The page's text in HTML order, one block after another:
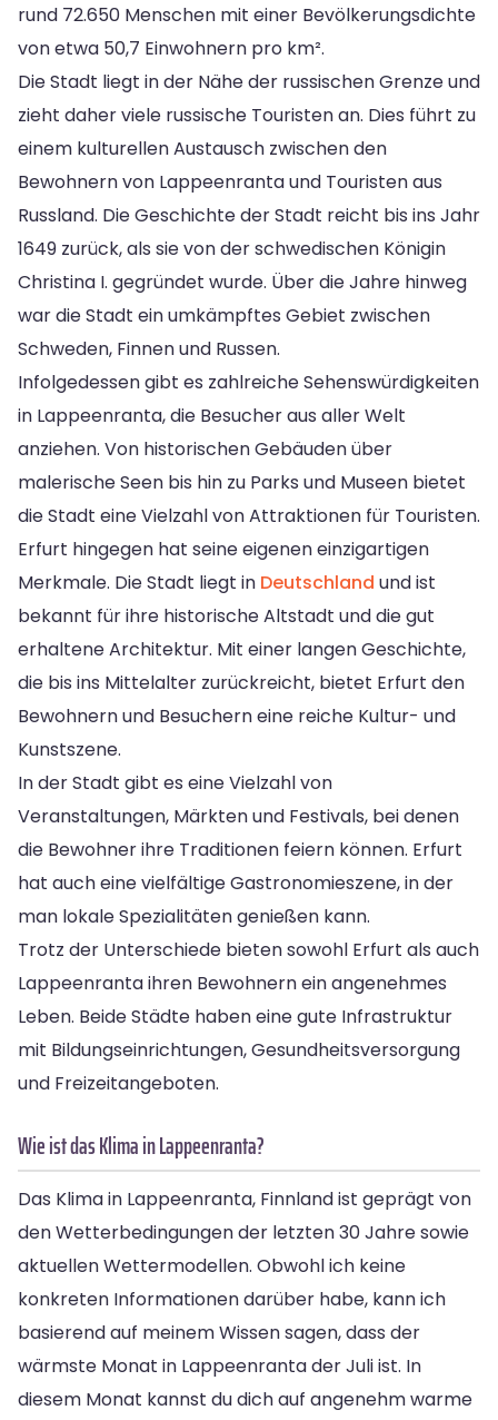
rund 72.650 Menschen mit einer Bevölkerungsdichte
von etwa 50,7 Einwohnern pro km².
Die Stadt liegt in der Nähe der russischen Grenze und
zieht daher viele russische Touristen an. Dies führt zu
einem kulturellen Austausch zwischen den
Bewohnern von Lappeenranta und Touristen aus
Russland. Die Geschichte der Stadt reicht bis ins Jahr
1649 zurück, als sie von der schwedischen Königin
Christina I. gegründet wurde. Über die Jahre hinweg
war die Stadt ein umkämpftes Gebiet zwischen
Schweden, Finnen und Russen.
Infolgedessen gibt es zahlreiche Sehenswürdigkeiten
in Lappeenranta, die Besucher aus aller Welt
anziehen. Von historischen Gebäuden über
malerische Seen bis hin zu Parks und Museen bietet
die Stadt eine Vielzahl von Attraktionen für Touristen.
Erfurt hingegen hat seine eigenen einzigartigen
Merkmale. Die Stadt liegt in Deutschland und ist
bekannt für ihre historische Altstadt und die gut
erhaltene Architektur. Mit einer langen Geschichte,
die bis ins Mittelalter zurückreicht, bietet Erfurt den
Bewohnern und Besuchern eine reiche Kultur- und
Kunstszene.
In der Stadt gibt es eine Vielzahl von
Veranstaltungen, Märkten und Festivals, bei denen
die Bewohner ihre Traditionen feiern können. Erfurt
hat auch eine vielfältige Gastronomieszene, in der
man lokale Spezialitäten genießen kann.
Trotz der Unterschiede bieten sowohl Erfurt als auch
Lappeenranta ihren Bewohnern ein angenehmes
Leben. Beide Städte haben eine gute Infrastruktur
mit Bildungseinrichtungen, Gesundheitsversorgung
und Freizeitangeboten.
Wie ist das Klima in Lappeenranta?
Das Klima in Lappeenranta, Finnland ist geprägt von
den Wetterbedingungen der letzten 30 Jahre sowie
aktuellen Wettermodellen. Obwohl ich keine
konkreten Informationen darüber habe, kann ich
basierend auf meinem Wissen sagen, dass der
wärmste Monat in Lappeenranta der Juli ist. In
diesem Monat kannst du dich auf angenehm warme